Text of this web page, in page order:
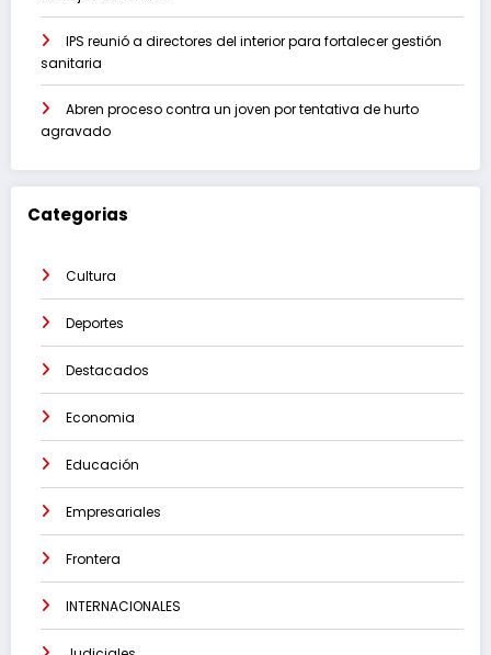
IPS reunió a directores del interior para fortalecer gestión
sanitaria
Abren proceso contra un joven por tentativa de hurto
agravado
Categorias
Cultura
Deportes
Destacados
Economia
Educación
Empresariales
Frontera
INTERNACIONALES